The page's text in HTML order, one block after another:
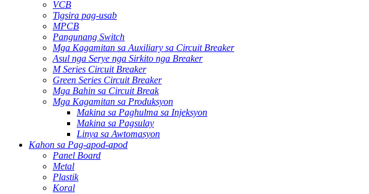
VCB
Tigsira pag-usab
MPCB
Pangunang Switch
Mga Kagamitan sa Auxiliary sa Circuit Breaker
Asul nga Serye nga Sirkito nga Breaker
M Series Circuit Breaker
Green Series Circuit Breaker
Mga Bahin sa Circuit Break
Mga Kagamitan sa Produksyon
Makina sa Paghulma sa Injeksyon
Makina sa Pagsulay
Linya sa Awtomasyon
Kahon sa Pag-apod-apod
Panel Board
Metal
Plastik
Koral